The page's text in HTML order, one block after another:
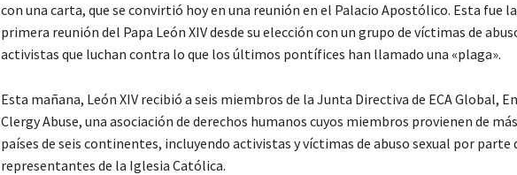
con una carta, que se convirtió hoy en una reunión en el Palacio Apostólico. Esta fue la
primera reunión del Papa León XIV desde su elección con un grupo de víctimas de
activistas que luchan contra lo que los últimos pontífices han llamado una «plaga».
Esta mañana, León XIV recibió a seis miembros de la Junta Directiva de ECA Global,
Clergy Abuse, una asociación de derechos humanos cuyos miembros provienen de
países de seis continentes, incluyendo activistas y víctimas de abuso sexual por parte
representantes de la Iglesia Católica.